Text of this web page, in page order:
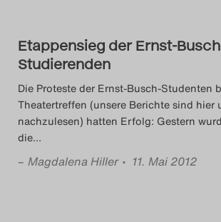
Etappensieg der Ernst-
Studierenden
Die Proteste der Ernst-Busch-Studenten
Theatertreffen (unsere Berichte sind hier
nachzulesen) hatten Erfolg: Gestern
die…
– Magdalena Hiller • 11. Mai 2012